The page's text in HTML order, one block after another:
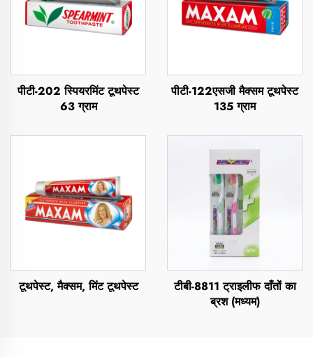
पीटी-202 स्पियरमिंट टूथपेस्ट
63 ग्राम
पीटी-122एसजी मैक्सम टूथपेस्ट
135 ग्राम
टूथपेस्ट, मैक्सम, मिंट टूथपेस्ट
टीबी-8811 ट्राइलीफ दाँतों का
ब्रश (मध्यम)